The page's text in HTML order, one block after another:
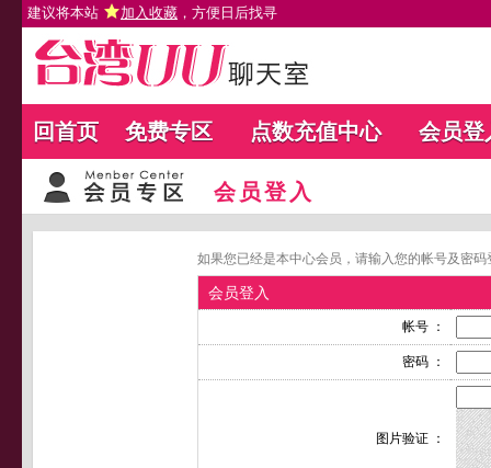
建议将本站 加入收藏 ，方便日后找寻
回首页 免费专区 点数充值中心 会员登
会员登入
如果您已经是本中心会员，请输入您的帐号及密
会员登入
帐号 ：
密码 ：
图片验证 ：